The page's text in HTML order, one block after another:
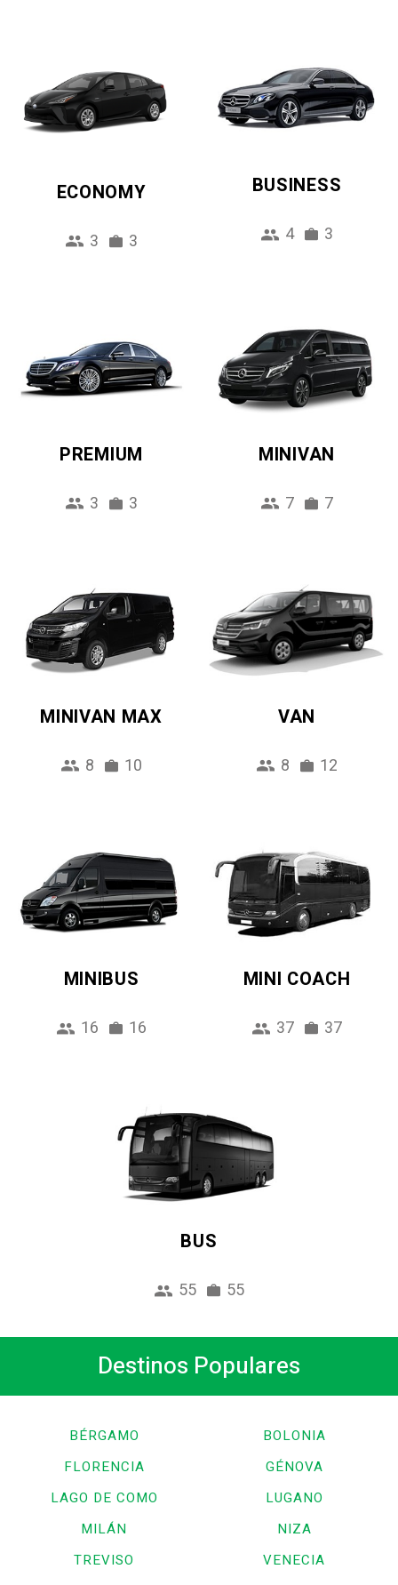
ECONOMY
3 3
BUSINESS
4 3
PREMIUM
3 3
MINIVAN
7 7
MINIVAN MAX
8 10
VAN
8 12
MINIBUS
16 16
MINI COACH
37 37
BUS
55 55
Destinos Populares
BÉRGAMO
BOLONIA
FLORENCIA
GÉNOVA
LAGO DE COMO
LUGANO
MILÁN
NIZA
TREVISO
VENECIA